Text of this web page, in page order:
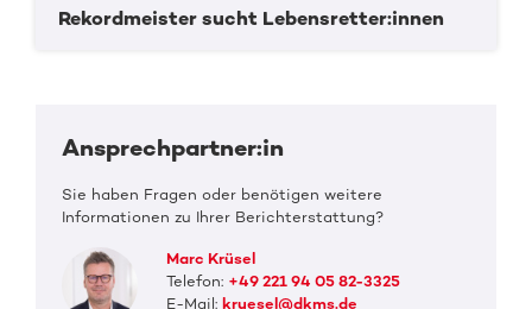
Rekordmeister sucht Lebensretter:innen
Ansprechpartner:in
Sie haben Fragen oder benötigen weitere
Informationen zu Ihrer Berichterstattung?
Marc Krüsel
Telefon: +49 221 94 05 82-3325
E-Mail:kruesel@dkms.de